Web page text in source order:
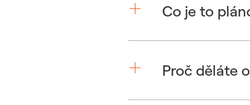
Co je to
Proč děláte